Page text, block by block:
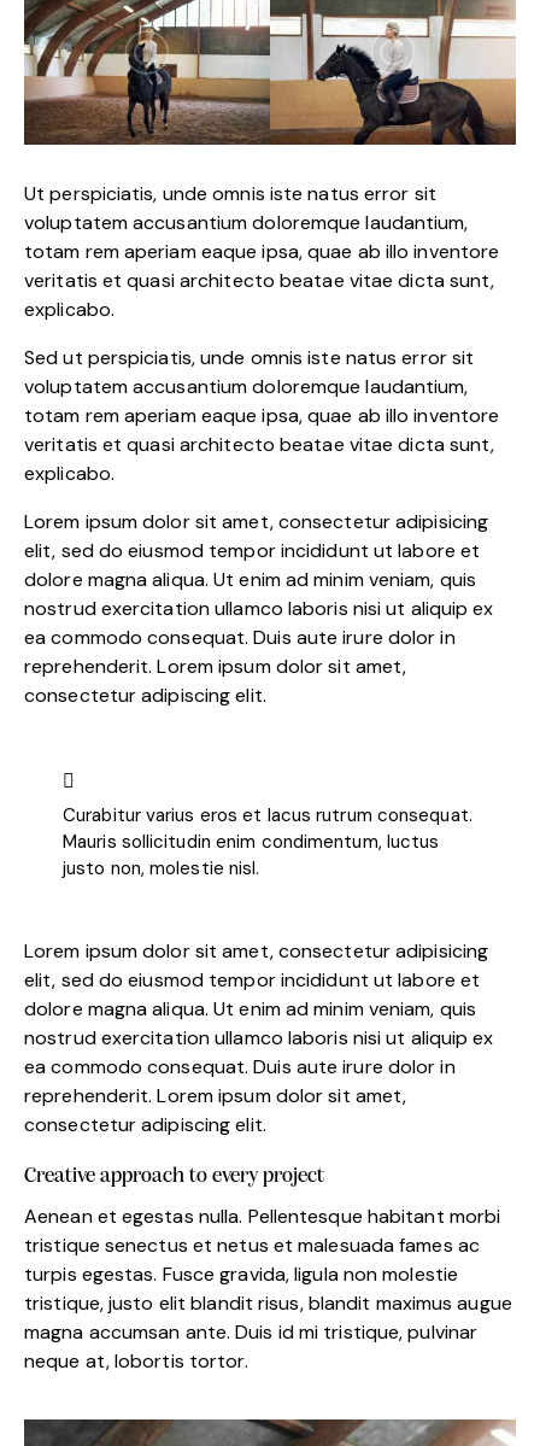
Ut perspiciatis, unde omnis iste natus error sit
voluptatem accusantium doloremque laudantium,
totam rem aperiam eaque ipsa, quae ab illo inventore
veritatis et quasi architecto beatae vitae dicta sunt,
explicabo.
Sed ut perspiciatis, unde omnis iste natus error sit
voluptatem accusantium doloremque laudantium,
totam rem aperiam eaque ipsa, quae ab illo inventore
veritatis et quasi architecto beatae vitae dicta sunt,
explicabo.
Lorem ipsum dolor sit amet, consectetur adipisicing
elit, sed do eiusmod tempor incididunt ut labore et
dolore magna aliqua. Ut enim ad minim veniam, quis
nostrud exercitation ullamco laboris nisi ut aliquip ex
ea commodo consequat. Duis aute irure dolor in
reprehenderit. Lorem ipsum dolor sit amet,
consectetur adipiscing elit.
Curabitur varius eros et lacus rutrum consequat.
Mauris sollicitudin enim condimentum, luctus
justo non, molestie nisl.
Lorem ipsum dolor sit amet, consectetur adipisicing
elit, sed do eiusmod tempor incididunt ut labore et
dolore magna aliqua. Ut enim ad minim veniam, quis
nostrud exercitation ullamco laboris nisi ut aliquip ex
ea commodo consequat. Duis aute irure dolor in
reprehenderit. Lorem ipsum dolor sit amet,
consectetur adipiscing elit.
Creative approach to every project
Aenean et egestas nulla. Pellentesque habitant morbi
tristique senectus et netus et malesuada fames ac
turpis egestas. Fusce gravida, ligula non molestie
tristique, justo elit blandit risus, blandit maximus augue
magna accumsan ante. Duis id mi tristique, pulvinar
neque at, lobortis tortor.